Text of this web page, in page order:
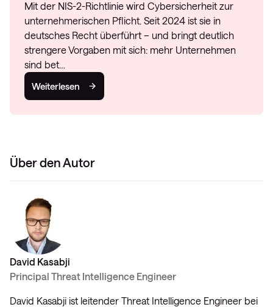
Mit der NIS-2-Richtlinie wird Cybersicherheit zur
unternehmerischen Pflicht. Seit 2024 ist sie in
deutsches Recht überführt – und bringt deutlich
strengere Vorgaben mit sich: mehr Unternehmen
sind bet…
Weiterlesen
Über den Autor
David Kasabji
Principal Threat Intelligence Engineer
David Kasabji ist leitender Threat Intelligence Engineer bei